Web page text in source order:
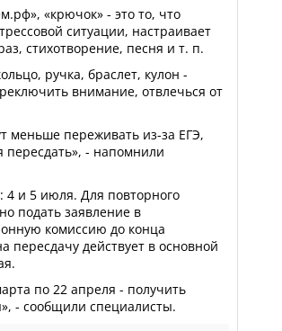
«крючок» - это то, что
ситуации, настраивает
стихотворение, песня и т. п.
ручка, браслет, кулон -
внимание, отвлечься от
меньше переживать из-за ЕГЭ,
пересдать», - напомнили
4 и 5 июля. Для повторного
подать заявление в
комиссию до конца
действует в основной
по 22 апреля - получить
- сообщили специалисты.